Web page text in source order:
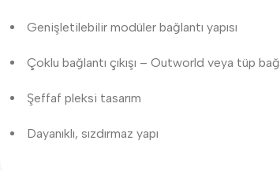
Genişletilebilir modüler bağlantı yapısı
Çoklu bağlantı çıkışı – Outworld veya tüp
Şeffaf pleksi tasarım
Dayanıklı, sızdırmaz yapı